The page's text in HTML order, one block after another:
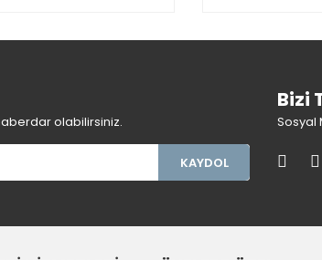
olabilirsiniz.
KAYDOL
Bizi
Sosyal